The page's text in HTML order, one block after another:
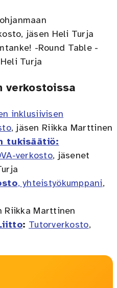
jäsen Heli Turja
-Round Table -
Turja
verkostoissa
inklusiivisen
, jäsen Riikka Marttinen
tukisäätiö:
verkosto, jäsenet
, yhteistyökumppani,
Riikka Marttinen
: Tutorverkosto,